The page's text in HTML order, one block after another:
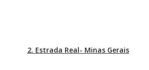
2. Estrada Real- Minas Gerais